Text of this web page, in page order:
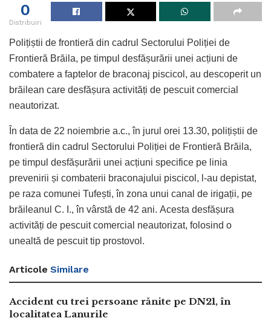
0
Distribuiri
Polițiștii de frontieră din cadrul Sectorului Poliției de
Frontieră Brăila, pe timpul desfășurării unei acțiuni de
combatere a faptelor de braconaj piscicol, au descoperit un
brăilean care desfășura activități de pescuit comercial
neautorizat.
În data de 22 noiembrie a.c., în jurul orei 13.30, polițiștii de
frontieră din cadrul Sectorului Poliției de Frontieră Brăila,
pe timpul desfășurării unei acțiuni specifice pe linia
prevenirii și combaterii braconajului piscicol, l-au depistat,
pe raza comunei Tufești, în zona unui canal de irigații, pe
brăileanul C. I., în vârstă de 42 ani. Acesta desfășura
activități de pescuit comercial neautorizat, folosind o
unealtă de pescuit tip prostovol.
Articole Similare
Accident cu trei persoane rănite pe DN21, în
localitatea Lanurile